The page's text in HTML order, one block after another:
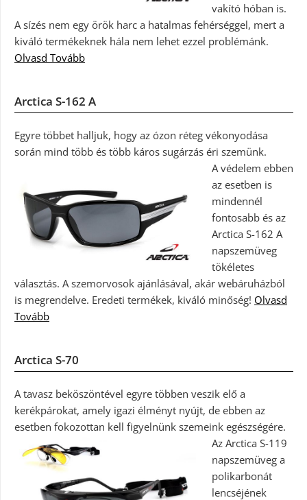
vakító hóban is.
A sízés nem egy örök harc a hatalmas fehérséggel, mert a
kiváló termékeknek hála nem lehet ezzel problémánk.
Olvasd Tovább
Arctica S-162 A
Egyre többet halljuk, hogy az ózon réteg vékonyodása
során mind több és több káros sugárzás éri szemünk.
A védelem ebben
az esetben is
mindennél
fontosabb és az
Arctica S-162 A
napszemüveg
tökéletes
választás. A szemorvosok ajánlásával, akár webáruházból
is megrendelve. Eredeti termékek, kiváló minőség! Olvasd
Tovább
Arctica S-70
A tavasz beköszöntével egyre többen veszik elő a
kerékpárokat, amely igazi élményt nyújt, de ebben az
esetben fokozottan kell figyelnünk szemeink egészségére.
Az Arctica S-119
napszemüveg a
polikarbonát
lencséjének